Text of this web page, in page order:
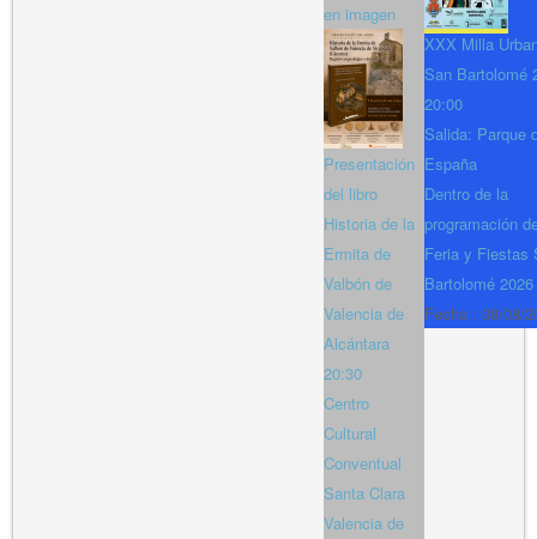
en imagen
Presentación
del libro
Historia de la
Ermita de
Valbón de
Valencia de
Alcántara
20:30
Centro
Cultural
Conventual
Santa Clara
Valencia de
XXX Milla
San Bartolomé
20:00
Salida: Parque
España
Dentro de la
programación
Feria y Fiestas
Bartolomé 2026
Fecha : 08/08/